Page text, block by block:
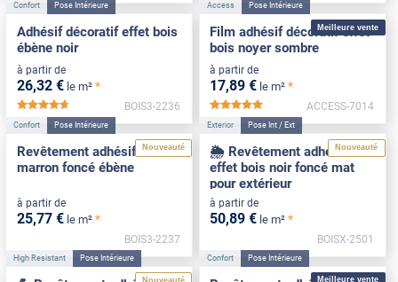
Confort Pose Intérieure
Adhésif décoratif effet bois
ébène noir
à partir de
26,32 € le m² *
*****
BOIS3-2236
Meilleure vente
Access Pose Intérieure
Film adhésif décoratif effet
bois noyer sombre
à partir de
17,89 € le m² *
ACCESS-7014
Nouveauté
Confort Pose Intérieure
Revêtement adhésif bois
marron foncé ébène
à partir de
25,77 € le m² *
BOIS3-2237
Nouveauté
Exterior Pose Int / Ext
🌦️ Revêtement adhésif
effet bois noir foncé mat
pour extérieur
à partir de
50,89 € le m² *
BOISX-2501
High Resistant Pose Intérieure
Meilleure vente
Confort Pose Intérieure